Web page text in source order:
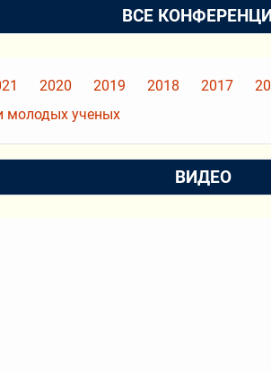
ВСЕ
2020 2019 2018 2017
молодых ученых
ВИДЕО